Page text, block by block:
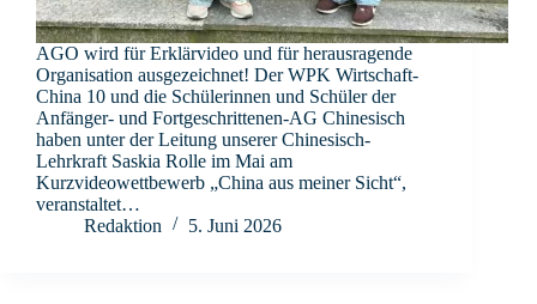
AGO wird für Erklärvideo und für herausragende
Organisation ausgezeichnet! Der WPK Wirtschaft-
China 10 und die Schülerinnen und Schüler der
Anfänger- und Fortgeschrittenen-AG Chinesisch
haben unter der Leitung unserer Chinesisch-
Lehrkraft Saskia Rolle im Mai am
Kurzvideowettbewerb „China aus meiner Sicht“,
veranstaltet…
Redaktion
5. Juni 2026